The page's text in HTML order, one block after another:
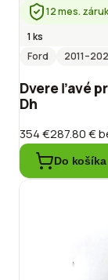
12 mes.
1 ks
Ford
2011
Dvere ľavé
Dh
354 €287.80 €
Do košíka